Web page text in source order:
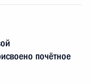
почётное